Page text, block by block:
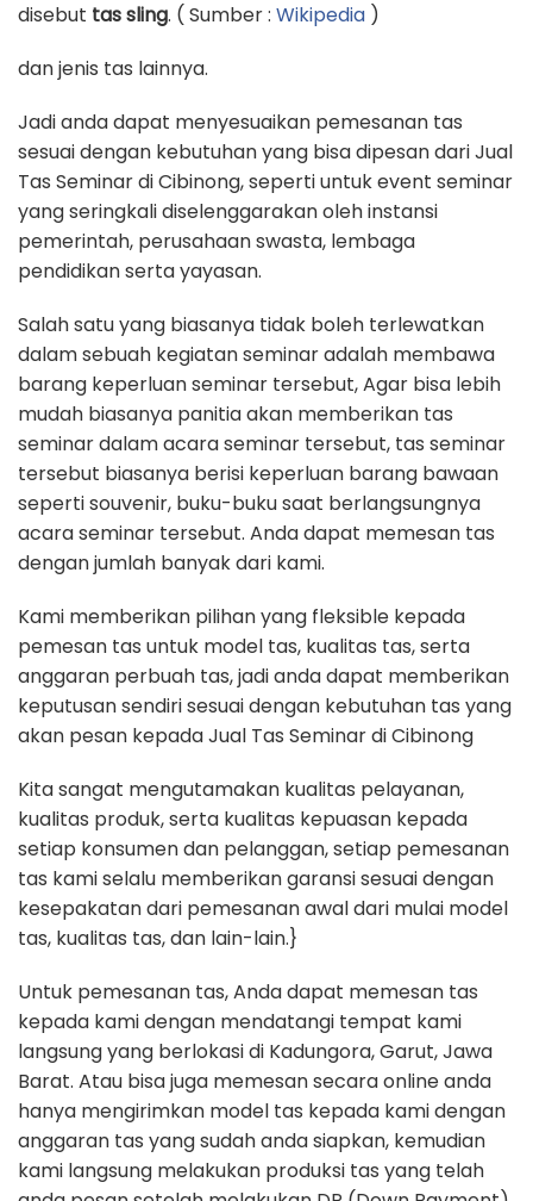
disebut tas sling. ( Sumber : Wikipedia )
dan jenis tas lainnya.
Jadi anda dapat menyesuaikan pemesanan tas
sesuai dengan kebutuhan yang bisa dipesan dari Jual
Tas Seminar di Cibinong, seperti untuk event seminar
yang seringkali diselenggarakan oleh instansi
pemerintah, perusahaan swasta, lembaga
pendidikan serta yayasan.
Salah satu yang biasanya tidak boleh terlewatkan
dalam sebuah kegiatan seminar adalah membawa
barang keperluan seminar tersebut, Agar bisa lebih
mudah biasanya panitia akan memberikan tas
seminar dalam acara seminar tersebut, tas seminar
tersebut biasanya berisi keperluan barang bawaan
seperti souvenir, buku-buku saat berlangsungnya
acara seminar tersebut. Anda dapat memesan tas
dengan jumlah banyak dari kami.
Kami memberikan pilihan yang fleksible kepada
pemesan tas untuk model tas, kualitas tas, serta
anggaran perbuah tas, jadi anda dapat memberikan
keputusan sendiri sesuai dengan kebutuhan tas yang
akan pesan kepada Jual Tas Seminar di Cibinong
Kita sangat mengutamakan kualitas pelayanan,
kualitas produk, serta kualitas kepuasan kepada
setiap konsumen dan pelanggan, setiap pemesanan
tas kami selalu memberikan garansi sesuai dengan
kesepakatan dari pemesanan awal dari mulai model
tas, kualitas tas, dan lain-lain.}
Untuk pemesanan tas, Anda dapat memesan tas
kepada kami dengan mendatangi tempat kami
langsung yang berlokasi di Kadungora, Garut, Jawa
Barat. Atau bisa juga memesan secara online anda
hanya mengirimkan model tas kepada kami dengan
anggaran tas yang sudah anda siapkan, kemudian
kami langsung melakukan produksi tas yang telah